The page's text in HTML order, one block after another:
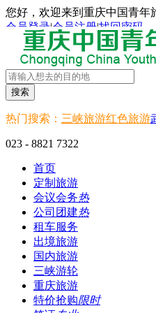
您好，欢迎来到重庆中国青年
会员登录|会员注册|找回密码
搜索
热门搜索： 三峡旅游红色旅游
023 - 8821 7322
首页
定制旅游
会议会务热
公司团建热
租车服务
出境旅游
国内旅游
三峡游轮
重庆旅游
特价抢购限时